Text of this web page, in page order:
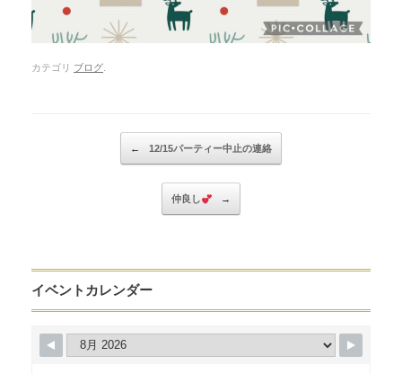
カテゴリ ブログ.
← 12/15パーティー中止の連絡
仲良し →
イベントカレンダー